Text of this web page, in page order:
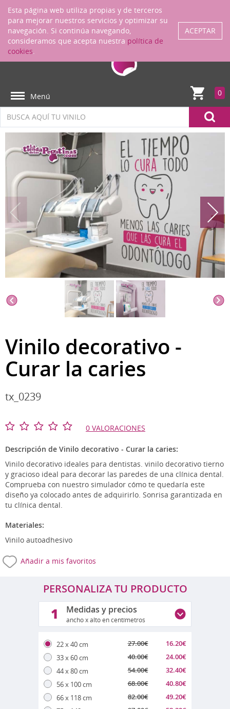
ENTRAR
Menú 0
Vinilo decorativo -
Curar la caries
tx_0239
0 VALORACIONES
Descripción de Vinilo decorativo - Curar la caries:
Vinilo decorativo ideales para dentistas. vinilo decorativo tierno
y gracioso ideal para decorar las paredes de una clínica dental.
Comprueba con nuestro simulador cómo te quedaría este
diseño ya colocado antes de adquirirlo. Sonrisa garantizada en
tu clínica dental.
Materiales:
Vinilo autoadhesivo
Añadir a mis favoritos
PERSONALIZA TU PRODUCTO
1 Medidas y precios
ancho x alto en centímetros
22 x 40 cm
33 x 60 cm
44 x 80 cm
56 x 100 cm
66 x 118 cm
27.00€
40.00€
54.00€
68.00€
82.00€
16.20€
24.00€
32.40€
40.80€
49.20€
Esta página web utiliza propias y de terceros
para mejorar nuestros servicios y optimizar su
navegación. Si continúa navegando,
consideramos que acepta nuestra política de
cookies.
ACEPTAR